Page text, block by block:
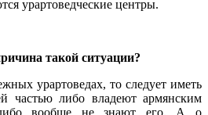
урартоведческие центры.
такой ситуации?
урартоведах, то следует иметь
частью либо владеют армянским
вообще не знают его. А о